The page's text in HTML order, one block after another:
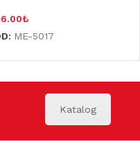
₺
ME-5017
Katalog